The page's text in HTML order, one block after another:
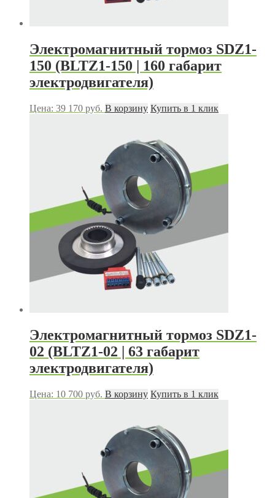
Электромагнитный тормоз SDZ1-
150 (BLTZ1-150 | 160 габарит
электродвигателя)
Цена: 39 170 руб. В корзину Купить в 1 клик
Электромагнитный тормоз SDZ1-
02 (BLTZ1-02 | 63 габарит
электродвигателя)
Цена: 10 700 руб. В корзину Купить в 1 клик